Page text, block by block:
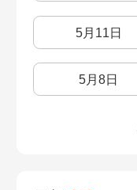
5月11日
5月8日